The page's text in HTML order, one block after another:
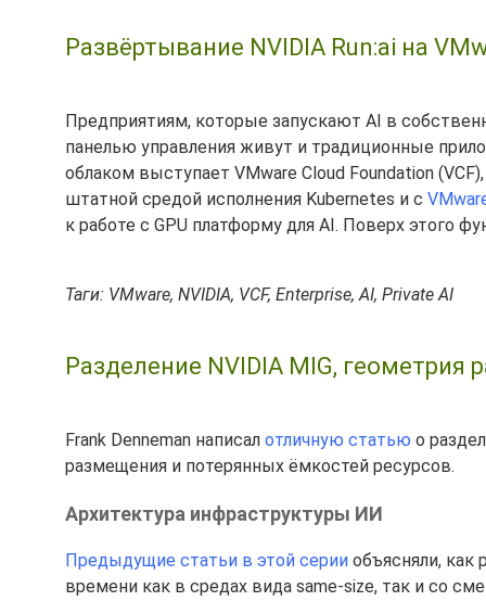
Развёртывание NVIDIA Run:ai на
Предприятиям, которые запускают AI в
панелью управления живут и традиционные
облаком выступает VMware Cloud Foundation
штатной средой исполнения Kubernetes и с
к работе с GPU платформу для AI. Поверх этого
Таги: VMware, NVIDIA, VCF, Enterprise, AI, Private AI
Разделение NVIDIA MIG,
Frank Denneman написал отличную статью о
размещения и потерянных ёмкостей ресурсов.
Архитектура инфраструктуры ИИ
Предыдущие статьи в этой серии объясняли, как
времени как в средах вида same-size, так и со